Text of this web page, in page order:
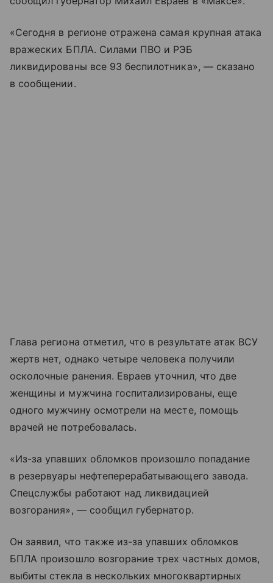
«Сегодня в регионе отражена самая крупная атака
вражеских БПЛА. Силами ПВО и РЭБ
ликвидированы все 93 беспилотника», — сказано
в сообщении.
Глава региона отметил, что в результате атак ВСУ
жертв нет, однако четыре человека получили
осколочные ранения. Евраев уточнил, что две
женщины и мужчина госпитализированы, еще
одного мужчину осмотрели на месте, помощь
врачей не потребовалась.
«Из-за упавших обломков произошло попадание
в резервуары нефтеперерабатывающего завода.
Спецслужбы работают над ликвидацией
возгорания», — сообщил губернатор.
Он заявил, что также из-за упавших обломков
БПЛА произошло возгорание трех частных домов,
выбиты стекла в нескольких многоквартирных